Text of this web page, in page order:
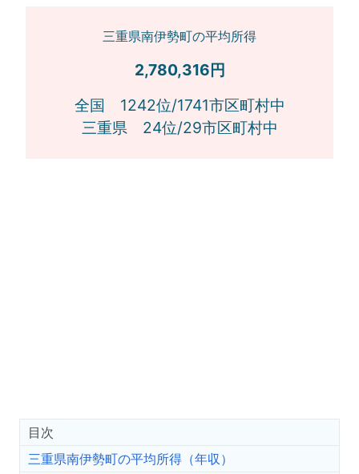
三重県南伊勢町の平均所得
2,780,316円
全国 1242位/1741市区町村中
三重県 24位/29市区町村中
目次
三重県南伊勢町の平均所得（年収）